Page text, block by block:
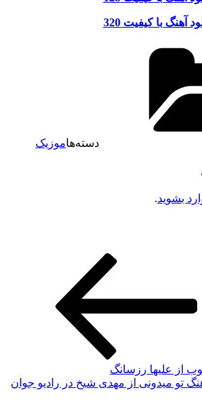
آهنگ با کیفیت 320
دسته‌هاموزیک
بشوید.
از علیها رزسانگ
تو میدونی از مهدی شیخ در رادیو جوان